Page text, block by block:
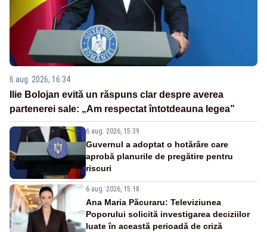
6 aug. 2026, 16:34
Ilie Bolojan evită un răspuns clar despre averea
partenerei sale: „Am respectat întotdeauna legea”
6 aug. 2026, 15:39
Guvernul a adoptat o hotărâre care
aprobă planurile de pregătire pentru
riscuri
6 aug. 2026, 15:18
Ana Maria Păcuraru: Televiziunea
Poporului solicită investigarea deciziilor
luate în această perioadă de criză